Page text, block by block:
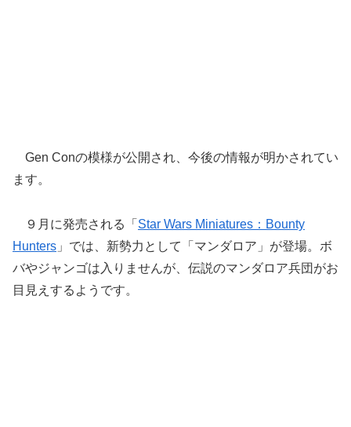
Gen Conの模様が公開され、今後の情報が明かされてい
ます。
９月に発売される「 Star Wars Miniatures：Bounty
Hunters 」では、新勢力として「マンダロア」が登場。ボ
バやジャンゴは入りませんが、伝説のマンダロア兵団がお
目見えするようです。